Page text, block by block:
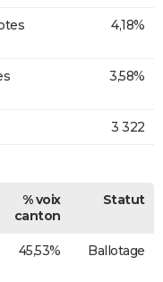
4,18%
3,58%
3 322
% voix
canton
Statut
45,53% Ballotage